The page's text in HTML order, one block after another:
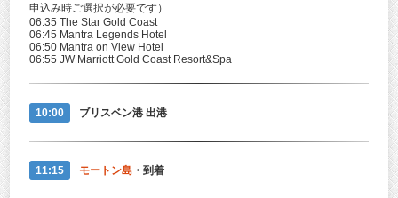
申込み時ご選択が必要です）
06:35 The Star Gold Coast
06:45 Mantra Legends Hotel
06:50 Mantra on View Hotel
06:55 JW Marriott Gold Coast Resort&Spa
10:00 ブリスベン港 出港
11:15 モートン島 ・到着